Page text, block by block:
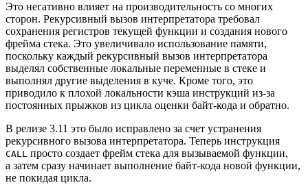
Это негативно влияет на производительность со многих
сторон. Рекурсивный вызов интерпретатора требовал
сохранения регистров текущей функции и создания нового
фрейма стека. Это увеличивало использование памяти,
поскольку каждый рекурсивный вызов интерпретатора
выделял собственные локальные переменные в стеке и
выполнял другие выделения в куче. Кроме того, это
приводило к плохой локальности кэша инструкций из‑за
постоянных прыжков из цикла оценки байт‑кода и обратно.
В релизе 3.11 это было исправлено за счет устранения
рекурсивного вызова интерпретатора. Теперь инструкция
CALL просто создает фрейм стека для вызываемой функции,
а затем сразу начинает выполнение байт‑кода новой функции,
не покидая цикла.